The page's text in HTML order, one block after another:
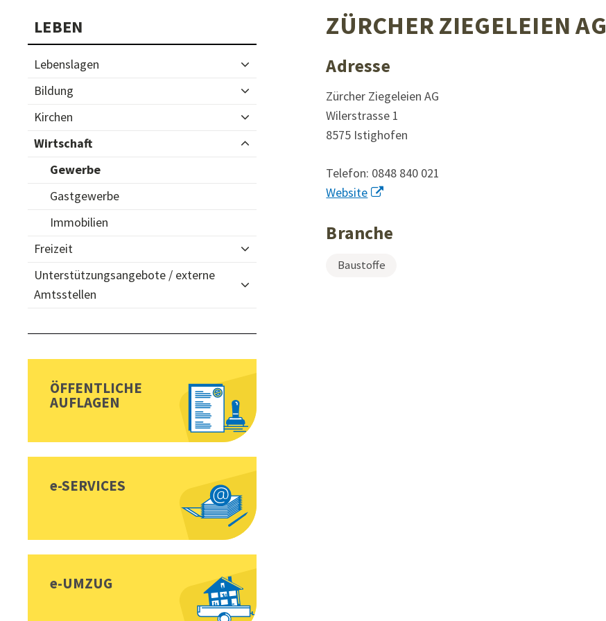
Subnavigation
LEBEN
Lebenslagen
Bildung
Kirchen
Wirtschaft
Gewerbe
Gastgewerbe
Immobilien
Freizeit
Unterstützungsangebote / externe
Amtsstellen
ZÜRCHER ZIEGELEIEN AG
Adresse
Zürcher Ziegeleien AG
Wilerstrasse 1
8575 Istighofen
Telefon: 0848 840 021
Website
Branche
Baustoffe
ÖFFENTLICHE
AUFLAGEN
e-SERVICES
e-UMZUG